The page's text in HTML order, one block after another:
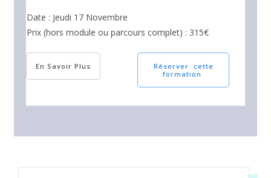
Date : Jeudi 17 Novembre
Prix (hors module ou parcours complet) : 315€
En Savoir Plus
Réserver cette
formation